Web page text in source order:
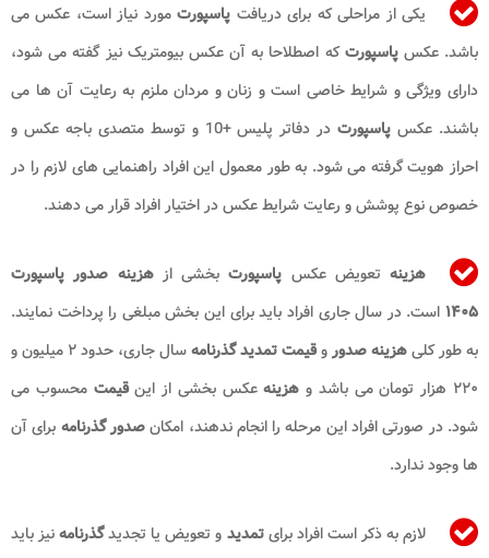
یکی از مراحلی که برای دریافت پاسپورتمورد نیاز است، عکس می
باشد. عکسپاسپورتکه اصطلاحا به آن عکس بیومتریک نیز گفته می شود،
دارای ویژگی و شرایط خاصی است و زنان و مردان ملزم به رعایت آن ها می
باشند. عکس پاسپورت
در دفاتر پلیس +10 و توسط متصدی باجه عکس و
احراز هویت گرفته می شود. به طور معمول این افراد راهنمایی های لازم را در
خصوص نوع پوشش و رعایت شرایط عکس در اختیار افراد قرار می دهند.
هزینه تعویض عکس پاسپورت بخشی ازهزینه صدور پاسپورت
۱۴۰۵ است. در سال جاری افراد باید برای این بخش مبلغی را پرداخت نمایند.
به طور کلیهزینه صدوروقیمت تمدید گذرنامه
سال جاری، حدود ۲ میلیون و
۲۲۰ هزار تومان می باشد و
هزینهعکس بخشی از اینقیمتمحسوب می
شود. در صورتی افراد این مرحله را انجام ندهند، امکانصدور گذرنامه برای آن
ها وجود ندارد.
لازم به ذکر است افراد برایتمدید و تعویض یا تجدیدگذرنامهنیز باید